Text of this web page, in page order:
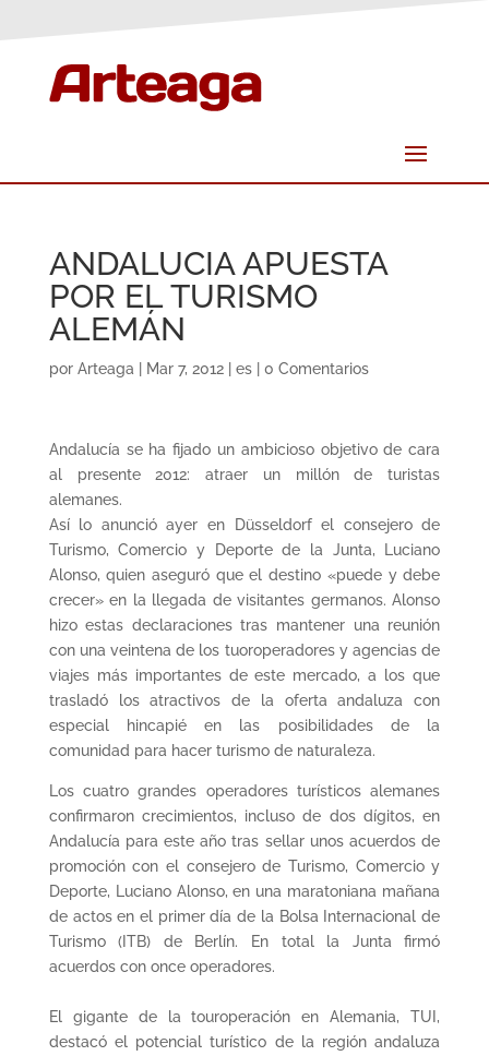
ANDALUCIA APUESTA
POR EL TURISMO
ALEMÁN
por Arteaga Mar 7, 2012| es| 0 Comentarios
Andalucía se ha fijado un ambicioso objetivo de cara
al presente 2012: atraer un millón de turistas
alemanes.
Así lo anunció ayer en Düsseldorf el consejero de
Turismo, Comercio y Deporte de la Junta, Luciano
Alonso, quien aseguró que el destino «puede y debe
crecer» en la llegada de visitantes germanos. Alonso
hizo estas declaraciones tras mantener una reunión
con una veintena de los tuoroperadores y agencias de
viajes más importantes de este mercado, a los que
trasladó los atractivos de la oferta andaluza con
especial hincapié en las posibilidades de la
comunidad para hacer turismo de naturaleza.
Los cuatro grandes operadores turísticos alemanes
confirmaron crecimientos, incluso de dos dígitos, en
Andalucía para este año tras sellar unos acuerdos de
promoción con el consejero de Turismo, Comercio y
Deporte, Luciano Alonso, en una maratoniana mañana
de actos en el primer día de la Bolsa Internacional de
Turismo (ITB) de Berlín. En total la Junta firmó
acuerdos con once operadores.
El gigante de la touroperación en Alemania, TUI,
destacó el potencial turístico de la región andaluza